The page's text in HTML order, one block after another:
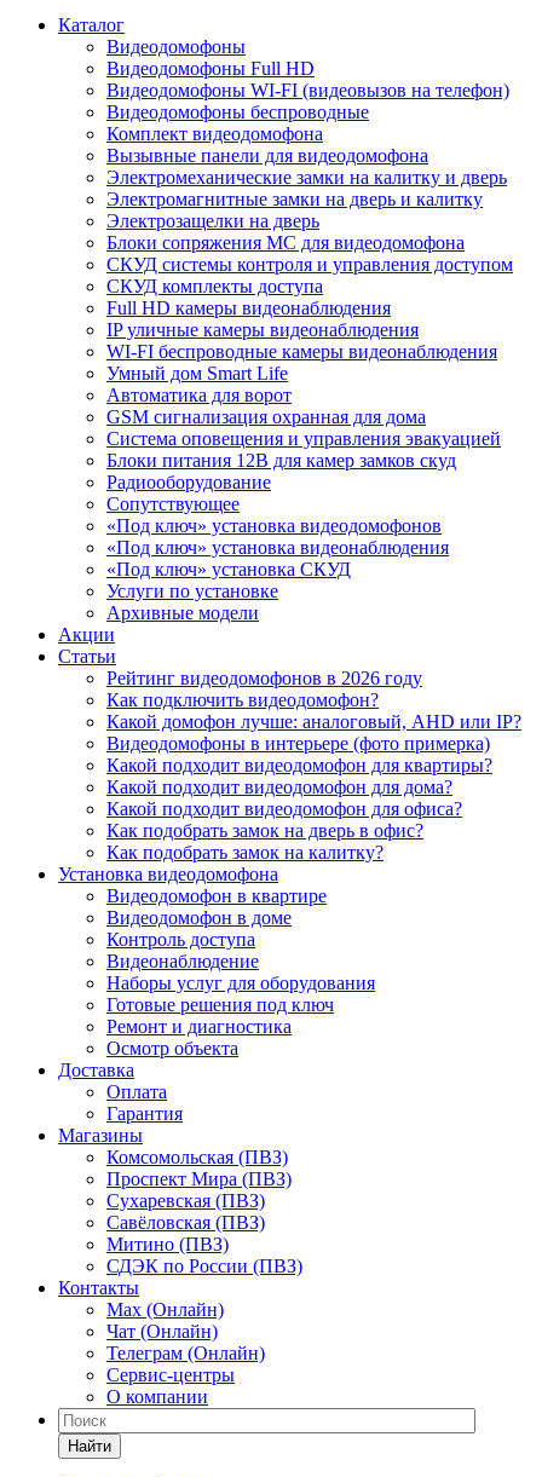
Каталог
Видеодомофоны
Видеодомофоны Full HD
Видеодомофоны WI-FI (видеовызов на телефон)
Видеодомофоны беспроводные
Комплект видеодомофона
Вызывные панели для видеодомофона
Электромеханические замки на калитку и дверь
Электромагнитные замки на дверь и калитку
Электрозащелки на дверь
Блоки сопряжения МС для видеодомофона
СКУД системы контроля и управления доступом
СКУД комплекты доступа
Full HD камеры видеонаблюдения
IP уличные камеры видеонаблюдения
WI-FI беспроводные камеры видеонаблюдения
Умный дом Smart Life
Автоматика для ворот
GSM сигнализация охранная для дома
Cистема оповещения и управления эвакуацией
Блоки питания 12В для камер замков скуд
Радиооборудование
Сопутствующее
«Под ключ» установка видеодомофонов
«Под ключ» установка видеонаблюдения
«Под ключ» установка СКУД
Услуги по установке
Архивные модели
Акции
Статьи
Рейтинг видеодомофонов в 2026 году
Как подключить видеодомофон?
Какой домофон лучше: аналоговый, AHD или IP?
Видеодомофоны в интерьере (фото примерка)
Какой подходит видеодомофон для квартиры?
Какой подходит видеодомофон для дома?
Какой подходит видеодомофон для офиса?
Как подобрать замок на дверь в офис?
Как подобрать замок на калитку?
Установка видеодомофона
Видеодомофон в квартире
Видеодомофон в доме
Контроль доступа
Видеонаблюдение
Наборы услуг для оборудования
Готовые решения под ключ
Ремонт и диагностика
Осмотр объекта
Доставка
Оплата
Гарантия
Магазины
Комсомольская (ПВЗ)
Проспект Мира (ПВЗ)
Сухаревская (ПВЗ)
Савёловская (ПВЗ)
Митино (ПВЗ)
СДЭК по России (ПВЗ)
Контакты
Max (Онлайн)
Чат (Онлайн)
Телеграм (Онлайн)
Сервис-центры
О компании
Найти